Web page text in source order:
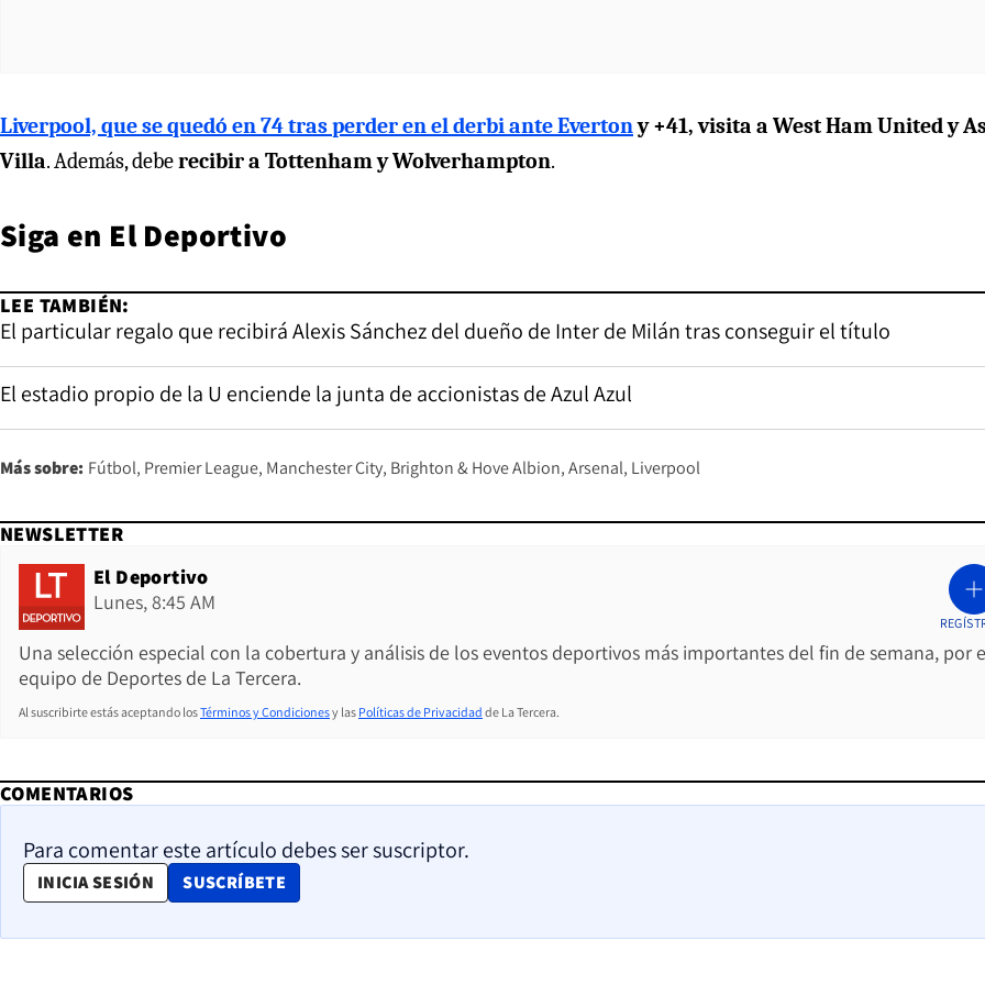
Liverpool, que se quedó en 74 tras perder en el derbi ante Evertony +41, visita a West Ham United y
Villa. Además, deberecibir a Tottenham y Wolverhampton.
Siga en El Deportivo
LEE TAMBIÉN:
El particular regalo que recibirá Alexis Sánchez del dueño de Inter de Milán tras conseguir el título
El estadio propio de la U enciende la junta de accionistas de Azul Azul
Más sobre: Fútbol Premier League Manchester City Brighton & Hove Albion Arsenal Liverpool
NEWSLETTER
El Deportivo
Lunes, 8:45 AM
Una selección especial con la cobertura y análisis de los eventos deportivos más importantes del fin de semana, por
equipo de Deportes de La Tercera.
Al suscribirte estás aceptando losTérminos y Condicionesy las Políticas de Privacidad de La Tercera.
COMENTARIOS
Para comentar este artículo debes ser suscriptor.
INICIA SESIÓN SUSCRÍBETE
OPENS IN NEW WINDOW